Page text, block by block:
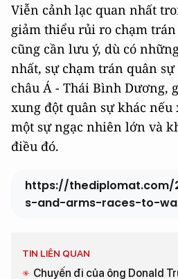
Viễn cảnh lạc quan nhất
giảm thiểu rủi ro chạm
cũng cần lưu ý, dù có
nhất, sự chạm trán quân
châu Á - Thái Bình Dương,
xung đột quân sự khác nếu
một sự ngạc nhiên lớn và
điều đó.
https://thediplomat.com/
s-and-arms-races-to-
TIN LIÊN QUAN
Chuyến đi của ông Donald